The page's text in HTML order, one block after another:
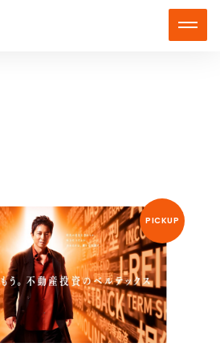
PICKUP